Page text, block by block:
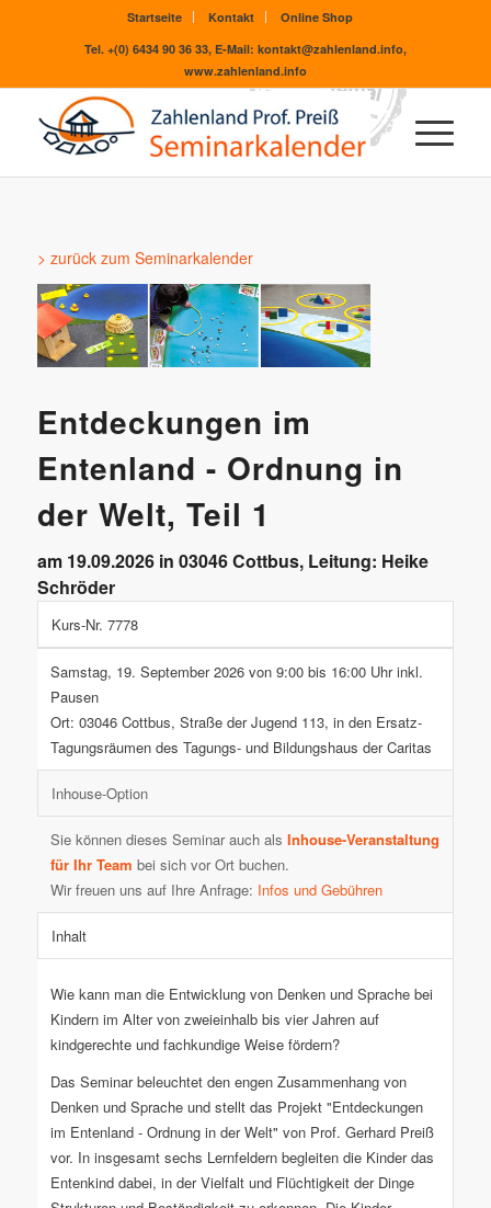
Startseite Kontakt
Online Shop
Tel. +(0) 6434 90 36 33, E-Mail: kontakt@zahlenland.info,
www.zahlenland.info
> zurück zum Seminarkalender
Entdeckungen im
Entenland - Ordnung in
der Welt, Teil 1
am 19.09.2026 in 03046 Cottbus, Leitung: Heike
Schröder
Kurs-Nr. 7778
Samstag, 19. September 2026 von 9:00 bis 16:00 Uhr inkl.
Pausen
Ort: 03046 Cottbus, Straße der Jugend 113, in den Ersatz-
Tagungsräumen des Tagungs- und Bildungshaus der Caritas
Inhouse-Option
Sie können dieses Seminar auch als Inhouse-Veranstaltung
für Ihr Team bei sich vor Ort buchen.
Wir freuen uns auf Ihre Anfrage: Infos und Gebühren
Inhalt
Wie kann man die Entwicklung von Denken und Sprache bei
Kindern im Alter von zweieinhalb bis vier Jahren auf
kindgerechte und fachkundige Weise fördern?
Das Seminar beleuchtet den engen Zusammenhang von
Denken und Sprache und stellt das Projekt "Entdeckungen
im Entenland - Ordnung in der Welt" von Prof. Gerhard Preiß
vor. In insgesamt sechs Lernfeldern begleiten die Kinder das
Entenkind dabei, in der Vielfalt und Flüchtigkeit der Dinge